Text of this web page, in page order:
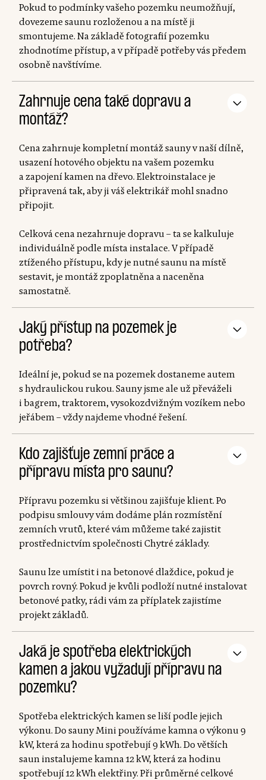
Pokud to podmínky vašeho pozemku neumožňují,
dovezeme saunu rozloženou a na místě ji
smontujeme. Na základě fotografií pozemku
zhodnotíme přístup, a v případě potřeby vás předem
osobně navštívíme.
Zahrnuje cena také dopravu a
montáž?
Cena zahrnuje kompletní montáž sauny v naší dílně,
usazení hotového objektu na vašem pozemku
a zapojení kamen na dřevo. Elektroinstalace je
připravená tak, aby ji váš elektrikář mohl snadno
připojit.
Celková cena nezahrnuje dopravu – ta se kalkuluje
individuálně podle místa instalace. V případě
ztíženého přístupu, kdy je nutné saunu na místě
sestavit, je montáž zpoplatněna a naceněna
samostatně.
Jaký přístup na pozemek je
potřeba?
Ideální je, pokud se na pozemek dostaneme autem
s hydraulickou rukou. Sauny jsme ale už převáželi
i bagrem, traktorem, vysokozdvižným vozíkem nebo
jeřábem – vždy najdeme vhodné řešení.
Kdo zajišťuje zemní práce a
přípravu místa pro saunu?
Přípravu pozemku si většinou zajišťuje klient. Po
podpisu smlouvy vám dodáme plán rozmístění
zemních vrutů, které vám můžeme také zajistit
prostřednictvím společnosti Chytré základy.
Saunu lze umístit i na betonové dlaždice, pokud je
povrch rovný. Pokud je kvůli podloží nutné instalovat
betonové patky, rádi vám za příplatek zajistíme
projekt základů.
Jaká je spotřeba elektrických
kamen a jakou vyžadují přípravu na
pozemku?
Spotřeba elektrických kamen se liší podle jejich
výkonu. Do sauny Mini používáme kamna o výkonu 9
kW, která za hodinu spotřebují 9 kWh. Do větších
saun instalujeme kamna 12 kW, která za hodinu
spotřebují 12 kWh elektřiny. Při průměrné celkové